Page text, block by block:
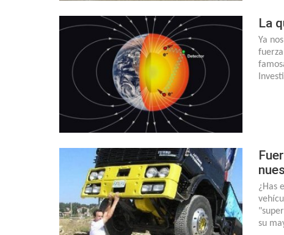
La
Ya
¿Has
su